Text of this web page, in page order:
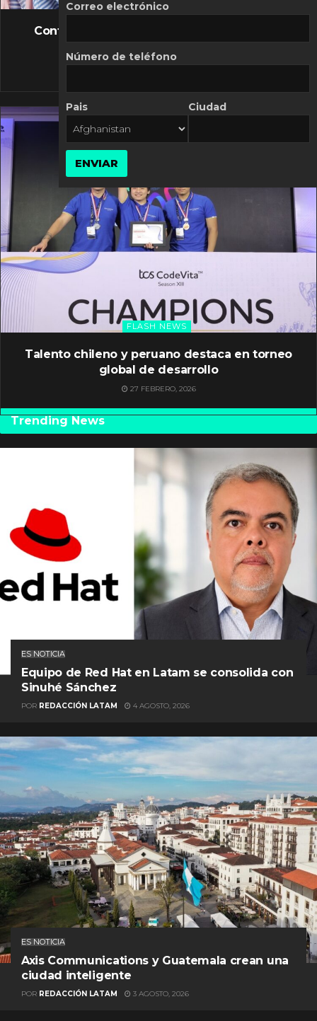
FLASH NEWS
Controversia de Mercado Libre por costos
10 MARZO, 2026
FLASH NEWS
Talento chileno y peruano destaca en torneo
global de desarrollo
27 FEBRERO, 2026
Trending News
ES NOTICIA
Equipo de Red Hat en Latam se consolida con
Sinuhé Sánchez
POR REDACCIÓN LATAM 4 AGOSTO, 2026
ES NOTICIA
Axis Communications y Guatemala crean una
ciudad inteligente
POR REDACCIÓN LATAM 3 AGOSTO, 2026
Correo electrónico
Número de teléfono
Pais Ciudad
ENVIAR